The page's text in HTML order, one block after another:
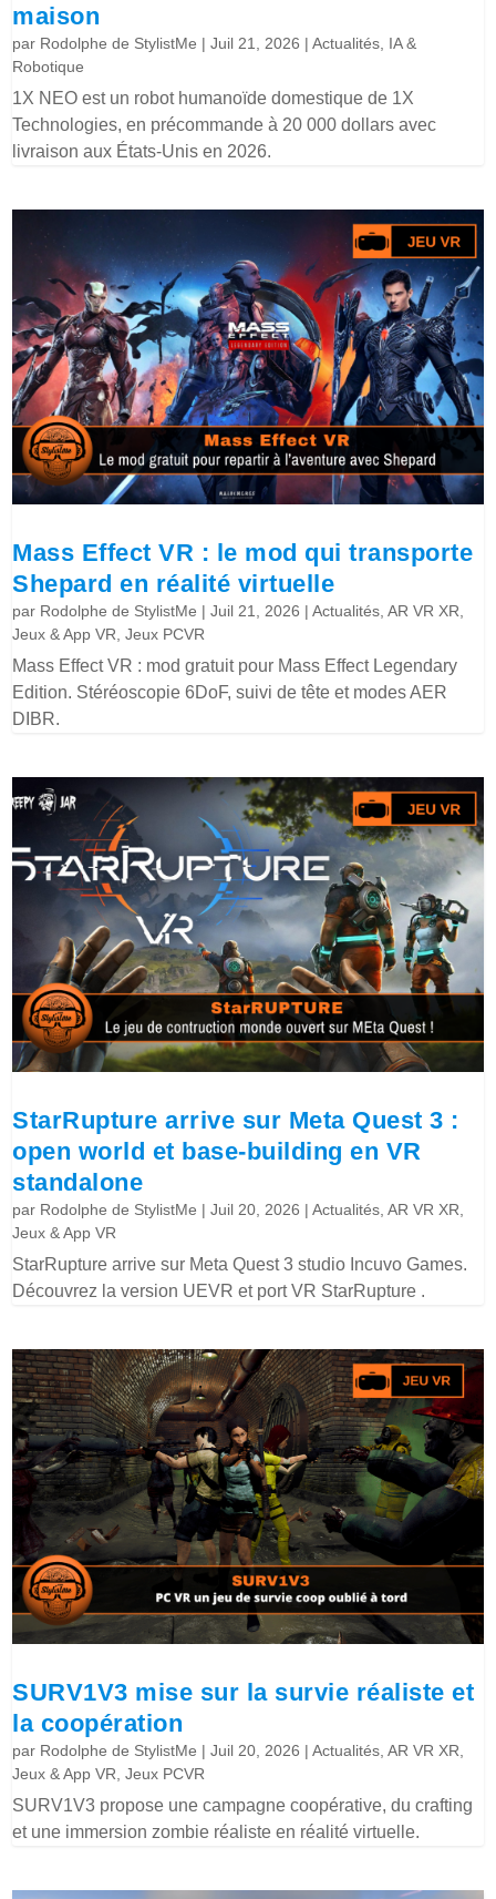
maison
par Rodolphe de StylistMe |Juil 21, 2026 |Actualités IA &
Robotique
1X NEO est un robot humanoïde domestique de 1X
Technologies, en précommande à 20 000 dollars avec
livraison aux États-Unis en 2026.
Mass Effect VR : le mod qui transporte
Shepard en réalité virtuelle
par Rodolphe de StylistMe |Juil 21, 2026 |Actualités ,AR VR XR
Jeux & App VR ,Jeux PCVR
Mass Effect VR : mod gratuit pour Mass Effect Legendary
Edition. Stéréoscopie 6DoF, suivi de tête et modes AER
DIBR.
StarRupture arrive sur Meta Quest 3 :
open world et base-building en VR
standalone
par Rodolphe de StylistMe |Juil 20, 2026 |Actualités ,AR VR XR
Jeux & App VR
StarRupture arrive sur Meta Quest 3 studio Incuvo Games.
Découvrez la version UEVR et port VR StarRupture .
SURV1V3 mise sur la survie réaliste et
la coopération
par Rodolphe de StylistMe |Juil 20, 2026 |Actualités ,AR VR XR
Jeux & App VR ,Jeux PCVR
SURV1V3 propose une campagne coopérative, du crafting
et une immersion zombie réaliste en réalité virtuelle.